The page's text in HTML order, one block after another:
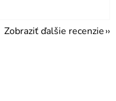
Zobraziť ďalšie recenzie